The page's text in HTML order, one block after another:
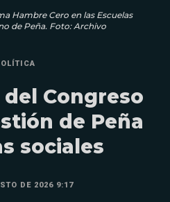
Hambre Cero en las Escuelas
de Peña. Foto: Archivo
Congreso
de Peña
sociales
DE 2026 9:17